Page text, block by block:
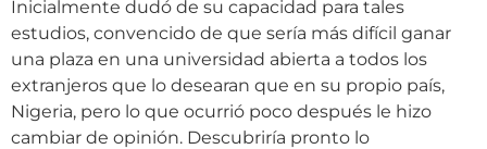
Inicialmente dudó de su capacidad para tales
estudios, convencido de que sería más difícil ganar
una plaza en una universidad abierta a todos los
extranjeros que lo desearan que en su propio país,
Nigeria, pero lo que ocurrió poco después le hizo
cambiar de opinión. Descubriría pronto lo